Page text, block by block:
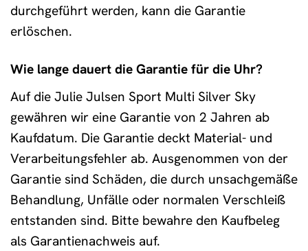
durchgeführt werden, kann die Garantie
erlöschen.
Wie lange dauert die Garantie für die Uhr?
Auf die Julie Julsen Sport Multi Silver Sky
gewähren wir eine Garantie von 2 Jahren ab
Kaufdatum. Die Garantie deckt Material- und
Verarbeitungsfehler ab. Ausgenommen von der
Garantie sind Schäden, die durch unsachgemäße
Behandlung, Unfälle oder normalen Verschleiß
entstanden sind. Bitte bewahre den Kaufbeleg
als Garantienachweis auf.